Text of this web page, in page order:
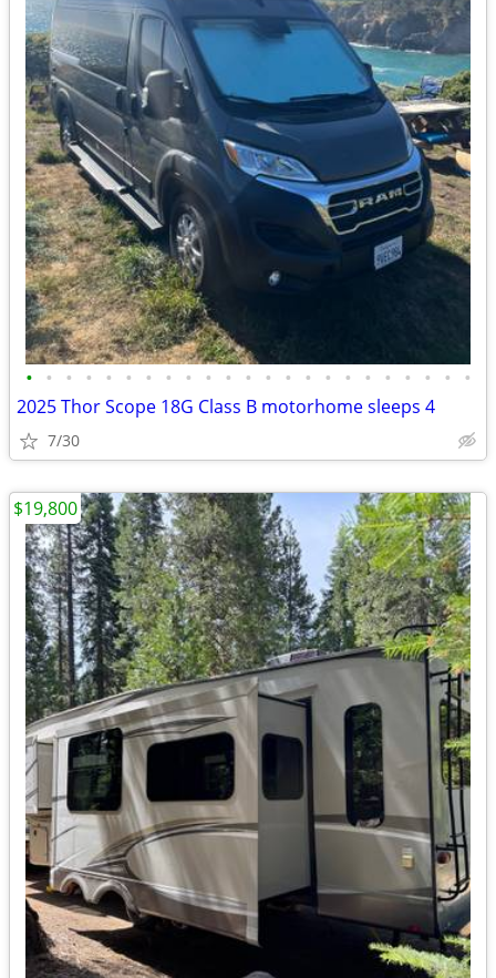
• • • • • • • • • • • • • • • • • • • • • • •
2025 Thor Scope 18G Class B motorhome sleeps 4
7/30
$19,800